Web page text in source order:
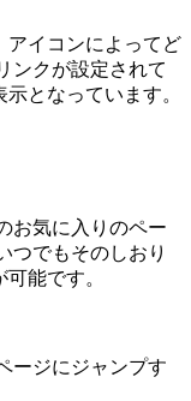
アイコンによってど
ンクが設定されて
となっています。
お気に入りのペー
つでもそのしおり
能です。
ージにジャンプす